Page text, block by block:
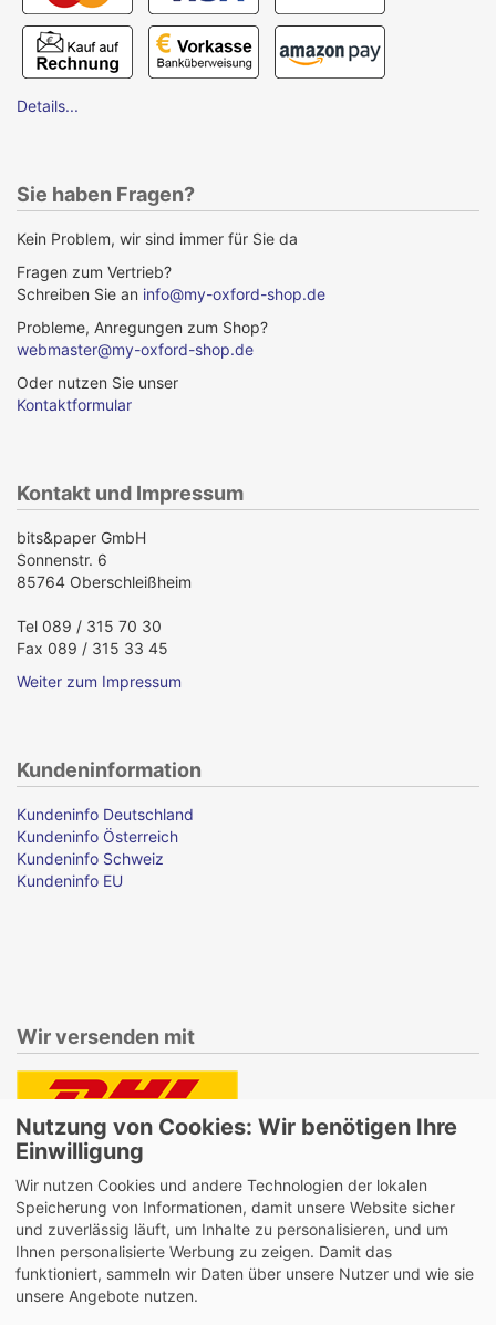
Details...
Sie haben Fragen?
Kein Problem, wir sind immer für Sie da
Fragen zum Vertrieb?
Schreiben Sie an info@my-oxford-shop.de
Probleme, Anregungen zum Shop?
webmaster@my-oxford-shop.de
Oder nutzen Sie unser
Kontaktformular
Kontakt und Impressum
bits&paper GmbH
Sonnenstr. 6
85764 Oberschleißheim
Tel 089 / 315 70 30
Fax 089 / 315 33 45
Weiter zum Impressum
Kundeninformation
Kundeninfo Deutschland
Kundeninfo Österreich
Kundeninfo Schweiz
Kundeninfo EU
Wir versenden mit
Lieferung auch an Packstationen und Postfilialen
Samstagszustellung
Bequeme Zahlung über Paypal
Nutzung von Cookies: Wir benötigen Ihre
Einwilligung
Wir nutzen Cookies und andere Technologien der lokalen
Speicherung von Informationen, damit unsere Website sicher
und zuverlässig läuft, um Inhalte zu personalisieren, und um
Ihnen personalisierte Werbung zu zeigen. Damit das
funktioniert, sammeln wir Daten über unsere Nutzer und wie sie
unsere Angebote nutzen.